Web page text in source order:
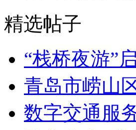
精选帖子
“栈桥夜游”
青岛市崂山
数字交通服